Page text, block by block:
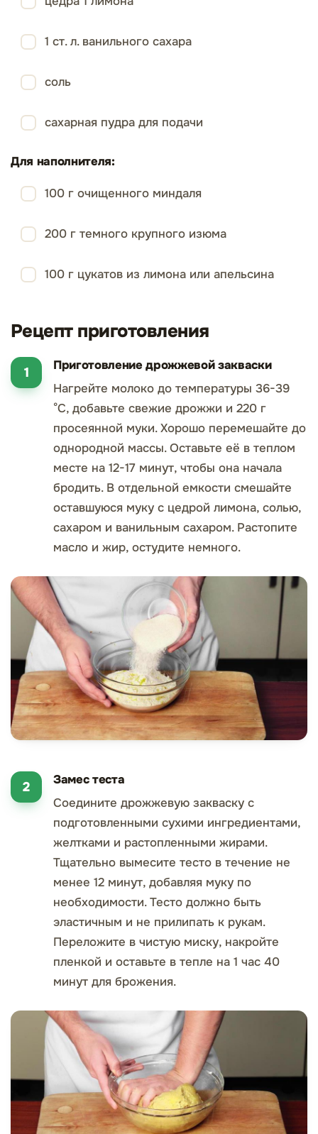
1 ст. л. ванильного сахара
соль
сахарная пудра для подачи
Для наполнителя:
100 г очищенного миндаля
200 г темного крупного изюма
100 г цукатов из лимона или апельсина
Рецепт приготовления
Приготовление дрожжевой закваски
Нагрейте молоко до температуры 36-39
°C, добавьте свежие дрожжи и 220 г
просеянной муки. Хорошо перемешайте до
однородной массы. Оставьте её в теплом
месте на 12-17 минут, чтобы она начала
бродить. В отдельной емкости смешайте
оставшуюся муку с цедрой лимона, солью,
сахаром и ванильным сахаром. Растопите
масло и жир, остудите немного.
Замес теста
Соедините дрожжевую закваску с
подготовленными сухими ингредиентами,
желтками и растопленными жирами.
Тщательно вымесите тесто в течение не
менее 12 минут, добавляя муку по
необходимости. Тесто должно быть
эластичным и не прилипать к рукам.
Переложите в чистую миску, накройте
пленкой и оставьте в тепле на 1 час 40
минут для брожения.